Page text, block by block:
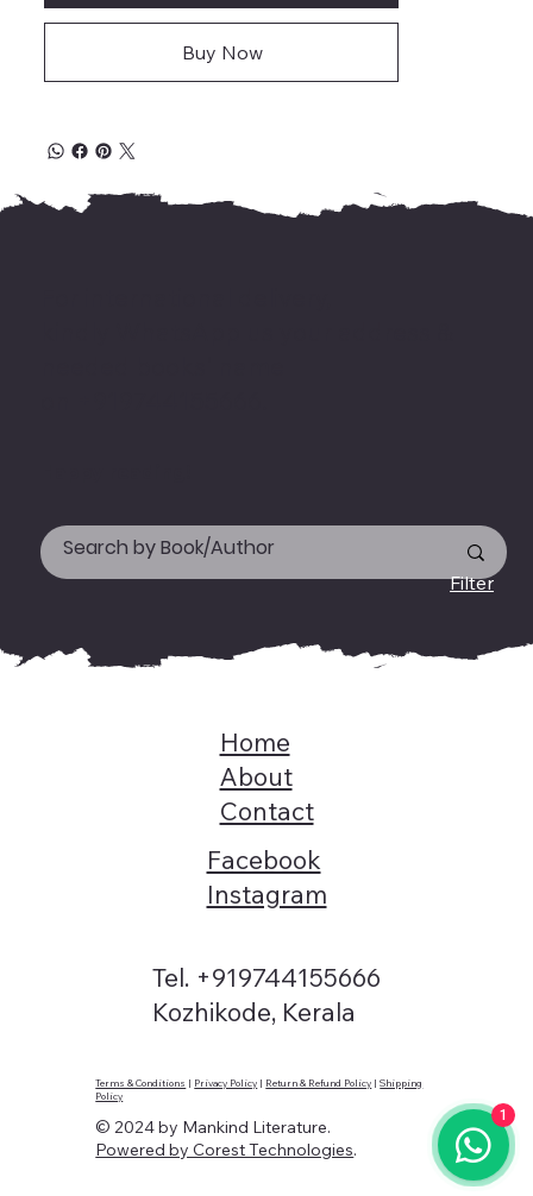
Buy Now
Filter
Terms & Conditions | Privacy Policy | Return & Refund Policy |Shipping
Policy
© 2024 by Mankind Literature.
Powered by Corest Technologies.
Tel. +919744155666
Kozhikode, Kerala
Home
About
Contact
Facebook
Instagram
1